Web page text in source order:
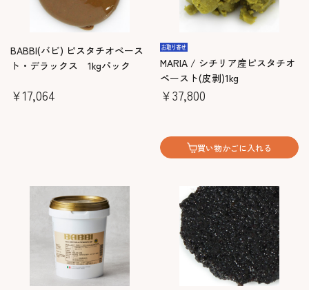
BABBI(バビ) ピスタチオペース
ト・デラックス 1kgパック
￥17,064
MARIA / シチリア産ピスタチオ
ペースト(皮剥)1kg
￥37,800
買い物かごに入れる